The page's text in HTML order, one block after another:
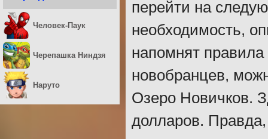
перейти на
необходимость,
напомнят правила
новобранцев,
Озеро Новичков.
долларов. Правда,
Человек-Паук
Черепашка Ниндзя
Наруто